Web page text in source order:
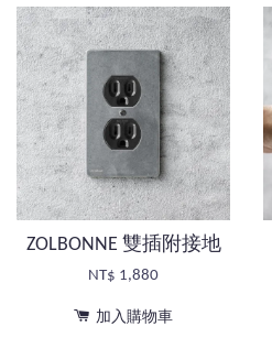
ZOLBONNE 雙插附接地
NT$ 1,880
加入購物車